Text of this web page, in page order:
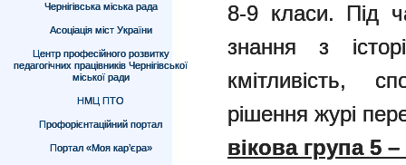
Чернігівська міська рада
Асоціація міст України
Центр професійного розвитку
педагогічних працівників Чернігівської
міської ради
НМЦ ПТО
Профорієнтаційний портал
Портал «Моя кар’єра»
8-9 класи. Під
знання з
кмітливість,
рішення журі
вікова група 5